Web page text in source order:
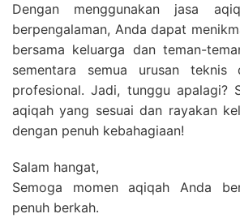
Dengan menggunakan jasa
berpengalaman, Anda dapat
bersama keluarga dan teman-
sementara semua urusan teknis
profesional. Jadi, tunggu apalagi?
aqiqah yang sesuai dan rayakan
dengan penuh kebahagiaan!
Salam hangat,
Semoga momen aqiqah Anda
penuh berkah.